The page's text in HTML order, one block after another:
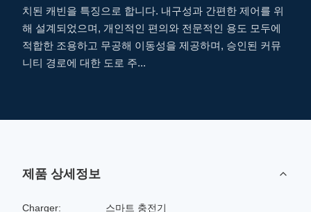
치된 캐빈을 특징으로 합니다. 내구성과 간편한 제어를 위
해 설계되었으며, 개인적인 편의와 전문적인 용도 모두에
적합한 조용하고 무공해 이동성을 제공하며, 승인된 커뮤
니티 경로에 대한 도로 주...
제품 상세정보
Charger: 스마트 충전기